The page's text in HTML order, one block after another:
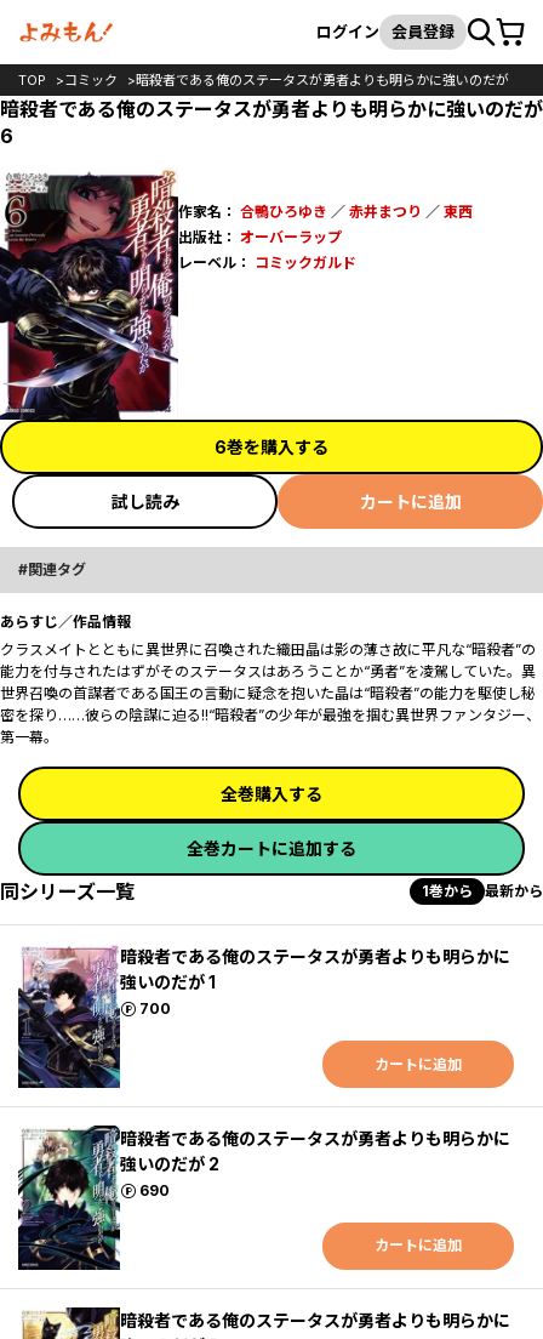
検索
ログイン 会員登録カート
TOP コミック 暗殺者である俺のステータスが勇者よりも明らかに強いのだが
暗殺者である俺のステータスが勇者よりも明らかに強いのだが
6
作家名： 合鴨ひろゆき ／ 赤井まつり ／ 東西
出版社： オーバーラップ
レーベル：
コミックガルド
6巻を購入する
試し読み カートに追加
関連タグ
あらすじ／作品情報
クラスメイトとともに異世界に召喚された織田晶は影の薄さ故に平凡な“暗殺者”の
能力を付与された――はずがそのステータスはあろうことか“勇者”を凌駕していた。異
世界召喚の首謀者である国王の言動に疑念を抱いた晶は“暗殺者”の能力を駆使し秘
密を探り……彼らの陰謀に迫る――!!“暗殺者”の少年が最強を掴む異世界ファンタジー、
第一幕。
全巻購入する
全巻カートに追加する
同シリーズ一覧 1巻から 最新から
暗殺者である俺のステータスが勇者よりも明らかに
強いのだが 1
700
ポイント
カートに追加
暗殺者である俺のステータスが勇者よりも明らかに
強いのだが 2
690
ポイント
カートに追加
暗殺者である俺のステータスが勇者よりも明らかに